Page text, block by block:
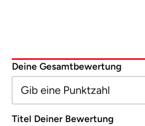
Deine Gesamtbewertung
Titel Deiner Bewertung